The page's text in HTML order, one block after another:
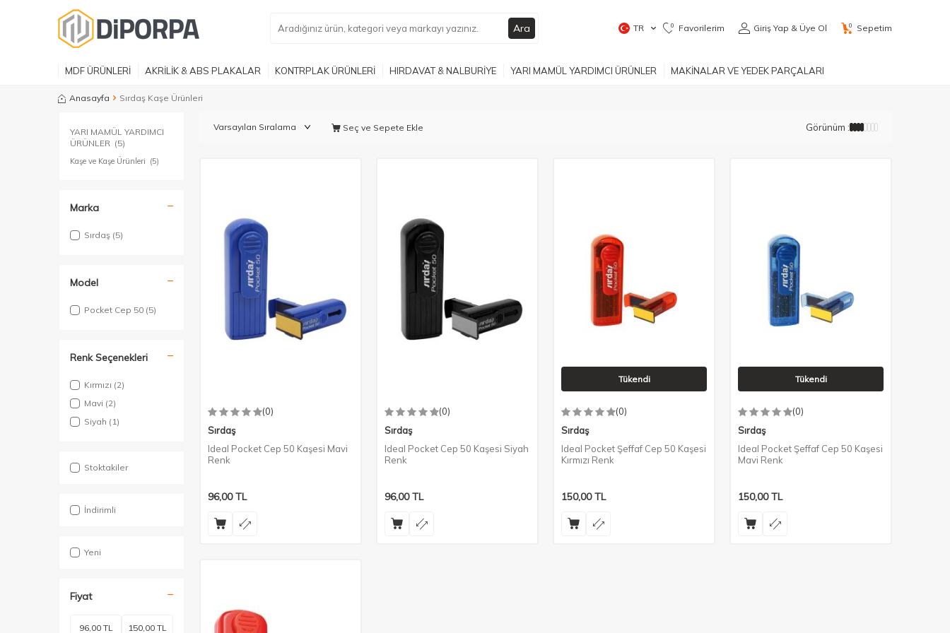
Ara TR 0 Favorilerim Giriş Yap & Üye Ol 0 Sepetim
MDF ÜRÜNLERİ AKRİLİK & ABS PLAKALAR KONTRPLAK ÜRÜNLERİ HIRDAVAT & NALBURİYE YARI MAMÜL YARDIMCI ÜRÜNLER MAKİNALAR VE YEDEK PARÇALARI
Anasayfa Sırdaş Kaşe Ürünleri
YARI MAMÜL YARDIMCI
ÜRÜNLER (5)
Kaşe ve Kaşe Ürünleri (5)
Marka
Sırdaş (5)
Model
Pocket Cep 50 (5)
Renk Seçenekleri
Kırmızı (2)
Mavi (2)
Siyah (1)
Stoktakiler
İndirimli
Yeni
Fiyat
Seç ve Sepete Ekle Görünüm :
(0)
Sırdaş
Ideal Pocket Cep 50 Kaşesi Mavi
Renk
96,00TL
(0)
Sırdaş
Ideal Pocket Cep 50 Kaşesi Siyah
Renk
96,00TL
Tükendi
(0)
Sırdaş
Ideal Pocket Şeffaf Cep 50 Kaşesi
Kırmızı Renk
150,00TL
Tükendi
(0)
Sırdaş
Ideal Pocket Şeffaf Cep 50 Kaşesi
Mavi Renk
150,00TL